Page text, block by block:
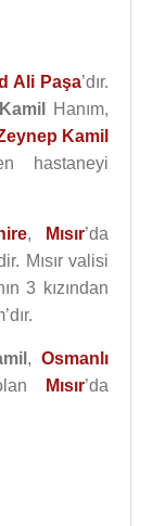
Ali Paşa’dır.
Hanım,
Kamil
hastaneyi
, Mısır’da
Mısır valisi
3 kızından
,Osmanlı
Mısır’da